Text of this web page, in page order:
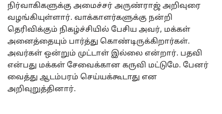
நிர்வாகிகளுக்கு அமைச்சர் அருண்ராஜ் அறிவுரை
வழங்கியுள்ளார். வாக்காளர்களுக்கு நன்றி
தெரிவிக்கும் நிகழ்ச்சியில் பேசிய அவர், மக்கள்
அனைத்தையும் பார்த்து கொண்டிருக்கிறார்கள்.
அவர்கள் ஒன்றும் முட்டாள் இல்லை என்றார். பதவி
என்பது மக்கள் சேவைக்கான கருவி மட்டுமே. பேனர்
வைத்து ஆடம்பரம் செய்யக்கூடாது என
அறிவுறுத்தினார்.